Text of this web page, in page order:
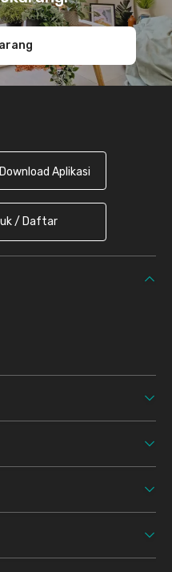
Download Aplikasi
/ Daftar